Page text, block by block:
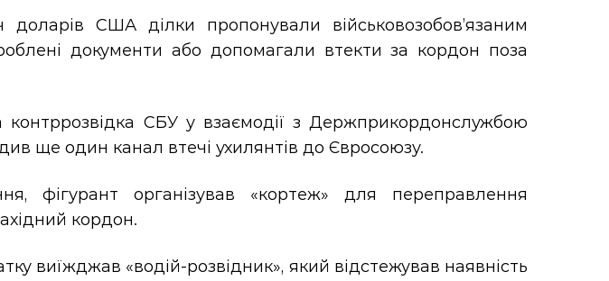
США ділки пропонували військовозобов’язаним
документи або допомагали втекти за кордон поза
контррозвідка СБУ у взаємодії з Держприкордонслужбою
ще один канал втечі ухилянтів до Євросоюзу.
фігурант організував «кортеж» для переправлення
кордон.
виїжджав «водій-розвідник», який відстежував наявність